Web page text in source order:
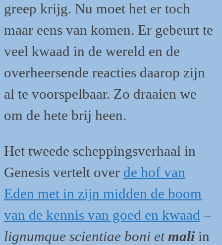
greep krijg. Nu moet het er toch
maar eens van komen. Er gebeurt te
veel kwaad in de wereld en de
overheersende reacties daarop zijn
al te voorspelbaar. Zo draaien we
om de hete brij heen.
Het tweede scheppingsverhaal in
Genesis vertelt over de hof van
Eden met in zijn midden de boom
van de kennis van goed en kwaad –
lignumque scientiae boni etmali in